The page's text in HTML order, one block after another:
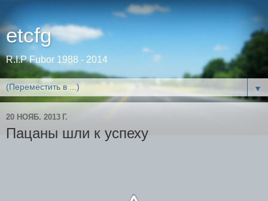
etcfg
R.I.P Fubor 1988 - 2014
▼
20 НОЯБ. 2013 Г.
Пацаны шли к успеху